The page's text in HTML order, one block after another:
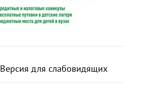
Версия для слабовидящих